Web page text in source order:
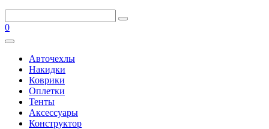
0
Авточехлы
Накидки
Коврики
Оплетки
Тенты
Аксессуары
Конструктор